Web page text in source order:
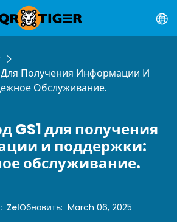
Получения Информации И
Обслуживание.
GS1 для получения
и поддержки:
обслуживание.
: ZelОбновить: March 06, 2025